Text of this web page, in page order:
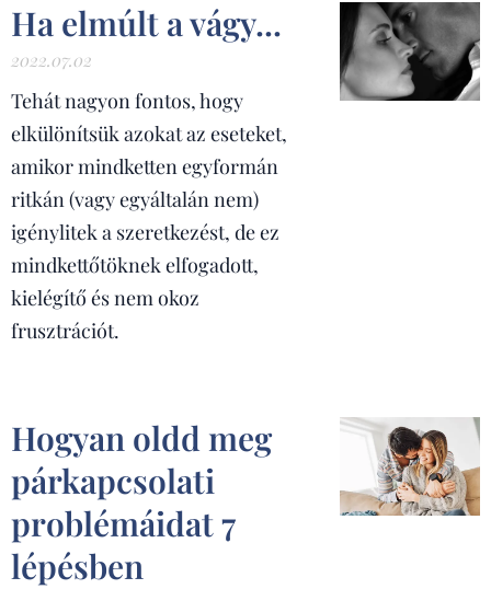
Ha elmúlt a vágy...
2022.07.02
Tehát nagyon fontos, hogy
elkülönítsük azokat az eseteket,
amikor mindketten egyformán
ritkán (vagy egyáltalán nem)
igénylitek a szeretkezést, de ez
mindkettőtöknek elfogadott,
kielégítő és nem okoz
frusztrációt.
Hogyan oldd meg
párkapcsolati
problémáidat 7
lépésben